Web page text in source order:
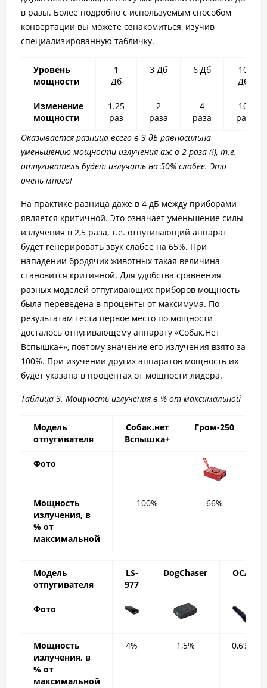
в разы. Более подробно с используемым способом
конвертации вы можете ознакомиться, изучив
специализированную табличку.
Уровень
мощности
1
Дб
3 Дб 6 Дб
10
Дб
Изменение
мощности
1.25
раз
2
раза
4
раза
10
раз
Оказывается разница всего в 3 дБ равносильна
уменьшению мощности излучения аж в 2 раза (!), т.е.
отпугиватель будет излучать на 50% слабее. Это
очень много!
На практике разница даже в 4 дБ между приборами
является критичной. Это означает уменьшение силы
излучения в 2,5 раза, т.е. отпугивающий аппарат
будет генерировать звук слабее на 65%. При
нападении бродячих животных такая величина
становится критичной. Для удобства сравнения
разных моделей отпугивающих приборов мощность
была переведена в проценты от максимума. По
результатам теста первое место по мощности
досталось отпугивающему аппарату «Собак.Нет
Вспышка+», поэтому значение его излучения взято за
100%. При изучении других аппаратов мощность их
будет указана в процентах от мощности лидера.
Таблица 3. Мощность излучения в % от максимальной
Модель
отпугивателя
Собак.нет
Вспышка+
Гром-250
Фото
Мощность
излучения, в
% от
максимальной
100% 66%
Модель
отпугивателя
LS-
977
DogChaser ОСА
Фото
Мощность
излучения, в
% от
максимальной
4% 1,5% 0,6%